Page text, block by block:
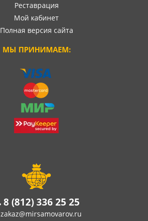
Реставрация
Мой кабинет
Полная версия сайта
МЫ ПРИНИМАЕМ:
8 (812) 336 25 25
zakaz@mirsamovarov.ru